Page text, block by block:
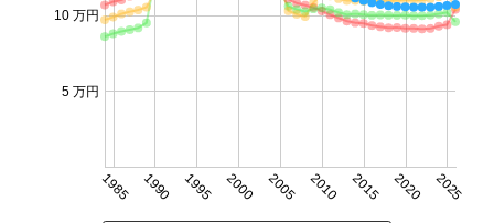
1985 1990 1995 2000 2005 2010 2015 2020 2025
5 万円
10 万円